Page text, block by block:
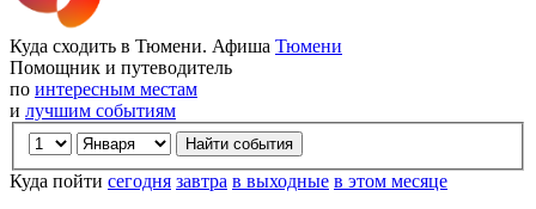
Куда сходить в Тюмени. Афиша Тюмени
Помощник и путеводитель
по интересным местам
и лучшим событиям
Куда пойти сегодня завтра в выходные в этом месяце